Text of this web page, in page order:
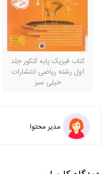
کتاب فیزیک پایه کنکور جلد
اول رشته ریاضی انتشارات
خیلی سبز
مدیر محتوا